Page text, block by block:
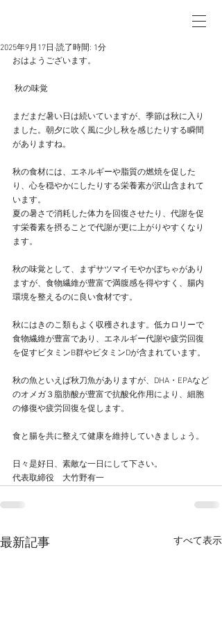
2025年9月17日 読了時間: 1分
おはようございます。
秋の味覚
まだまだ暑い日は続いていますが、季節は秋に入り
ました。朝夕に吹く風に少し秋を感じたりする瞬間
がありますね。
秋の食材には、エネルギーや脂質の燃焼を促した
り、心を穏やかにしたりする栄養素が沢山含まれて
います。
夏の暑さで消耗した体力を回復させたり、代謝を促
す栄養素を摂ることで代謝が更に上がりやすくなり
ます。
秋の味覚として、まずサツマイモやかぼちゃがあり
ますが、食物繊維が豊富で満腹感を得やすく、腸内
環境を整えるのに良い食材です。
秋にはきのこ類もよく収穫されます。低カロリーで
食物繊維が豊富であり、エネルギー代謝や疲労回復
を促すビタミンB群やビタミンDが含まれています。
秋の魚といえば秋刀魚がありますが、DHA・EPAなど
のオメガ３脂肪酸が豊富で抗酸化作用により、細胞
の修復や疲労回復を促します。
食と腸を共に整えて健康を維持していきましょう。
日々是好日、素敵な一日にして下さい。
代表取締役　大竹野有一
最新記事 すべて表示